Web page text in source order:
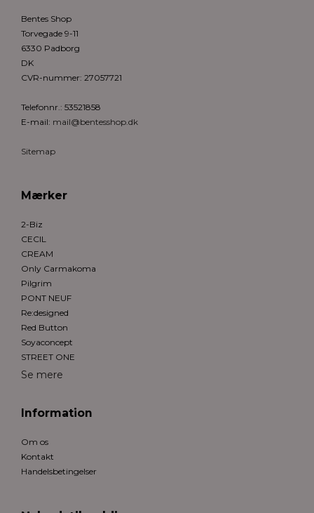
Bentes Shop
Torvegade 9-11
6330 Padborg
DK
CVR-nummer: 27057721
Telefonnr.: 53521858
E-mail: mail@bentesshop.dk
Sitemap
Mærker
2-Biz
CECIL
CREAM
Only Carmakoma
Pilgrim
PONT NEUF
Re:designed
Red Button
Soyaconcept
STREET ONE
Se mere
Information
Om os
Kontakt
Handelsbetingelser